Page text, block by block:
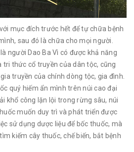
mục đích trước hết để tự chữa bệnh
sau đó là chữa cho mọi người.
người Dao Ba Vì có được khả năng
tri thức cổ truyền của dân tộc, cũng
truyền của chính dòng tộc, gia đình.
quý hiếm ẩn mình trên núi cao đại
khổ công lặn lội trong rừng sâu, núi
muốn duy trì và phát triển được
sử dụng dược liệu để bốc thuốc, mà
kiếm cây thuốc, chế biến, bắt bệnh